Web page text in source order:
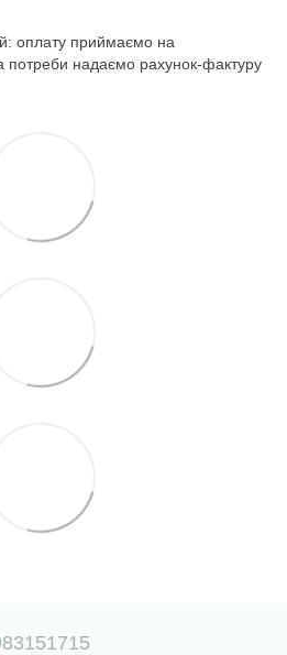
оплату приймаємо на
потреби надаємо рахунок-фактуру